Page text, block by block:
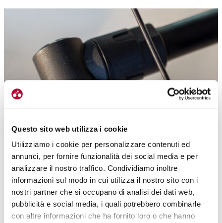
Questo sito web utilizza i cookie
Utilizziamo i cookie per personalizzare contenuti ed
annunci, per fornire funzionalità dei social media e per
analizzare il nostro traffico. Condividiamo inoltre
informazioni sul modo in cui utilizza il nostro sito con i
nostri partner che si occupano di analisi dei dati web,
pubblicità e social media, i quali potrebbero combinarle
con altre informazioni che ha fornito loro o che hanno